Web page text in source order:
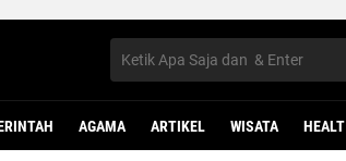
AGAMA ARTIKEL WISATA HEALT